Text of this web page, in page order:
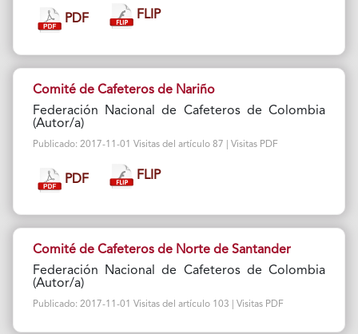
PDF FLIP
Comité de Cafeteros de Nariño
Federación Nacional de Cafeteros de Colombia
(Autor/a)
Publicado: 2017-11-01 Visitas del artículo 87 | Visitas PDF
PDF FLIP
Comité de Cafeteros de Norte de Santander
Federación Nacional de Cafeteros de Colombia
(Autor/a)
Publicado: 2017-11-01 Visitas del artículo 103 | Visitas PDF